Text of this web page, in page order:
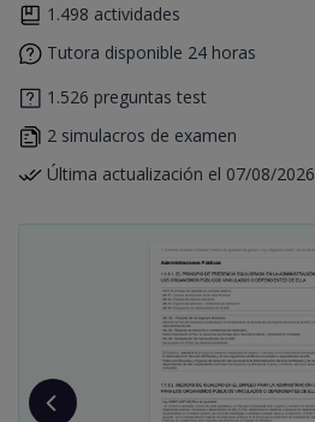
1.498 actividades
Tutora disponible 24 horas
1.526 preguntas test
2 simulacros de examen
Última actualización el 07/08/2026